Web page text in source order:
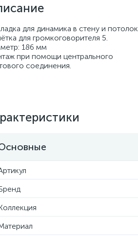
для динамика в стену и потолок
для громкоговорителя 5.
186 мм
при помощи центрального
соединения.